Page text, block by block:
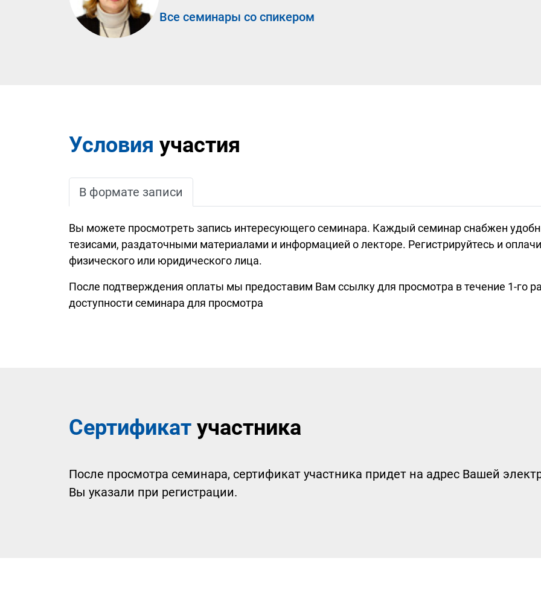
Все семинары со спикером
Условия участия
В формате записи
Вы можете просмотреть запись интересующего семинара. Каждый семинар снабжен
тезисами, раздаточными материалами и информацией о лекторе. Регистрируйтесь и
физического или юридического лица.
После подтверждения оплаты мы предоставим Вам ссылку для просмотра в течение 1-го
доступности семинара для просмотра
Сертификат участника
После просмотра семинара, сертификат участника придет на адрес Вашей
Вы указали при регистрации.